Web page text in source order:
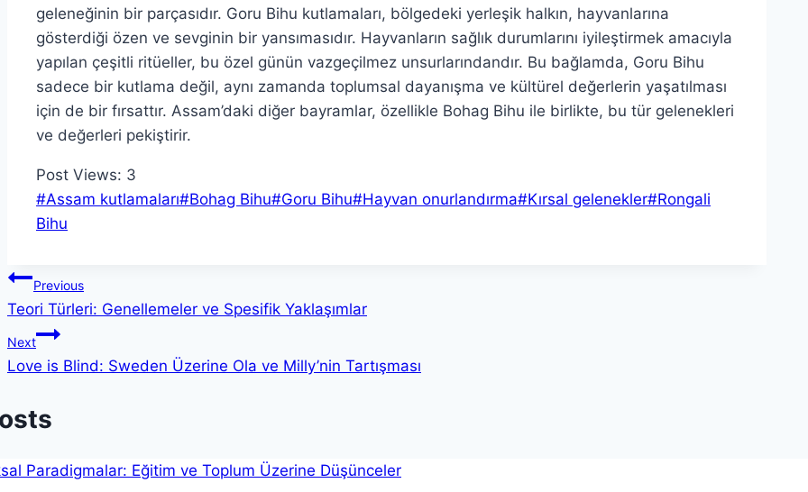
geleneğinin bir parçasıdır. Goru Bihu kutlamaları, bölgedeki yerleşik halkın, hayvanlarına
gösterdiği özen ve sevginin bir yansımasıdır. Hayvanların sağlık durumlarını iyileştirmek amacıyla
yapılan çeşitli ritüeller, bu özel günün vazgeçilmez unsurlarındandır. Bu bağlamda, Goru Bihu
sadece bir kutlama değil, aynı zamanda toplumsal dayanışma ve kültürel değerlerin yaşatılması
için de bir fırsattır. Assam’daki diğer bayramlar, özellikle Bohag Bihu ile birlikte, bu tür gelenekleri
ve değerleri pekiştirir.
Post Views: 3
Post
Tags:
#Assam kutlamaları#Bohag Bihu#Goru Bihu#Hayvan onurlandırma#Kırsal gelenekler#Rongali
Bihu
Yazı
gezinmesi
Previous
Teori Türleri: Genellemeler ve Spesifik Yaklaşımlar
Next
Love is Blind: Sweden Üzerine Ola ve Milly’nin Tartışması